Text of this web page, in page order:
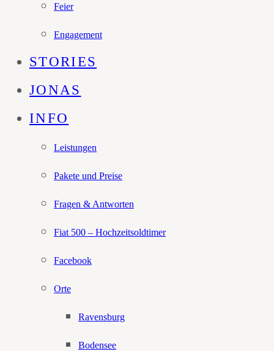
Feier
Engagement
STORIES
JONAS
INFO
Leistungen
Pakete und Preise
Fragen & Antworten
Fiat 500 – Hochzeitsoldtimer
Facebook
Orte
Ravensburg
Bodensee